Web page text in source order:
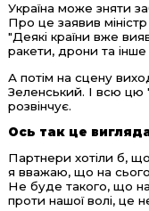
Україна може зняти
Про це заявив
"Деякі країни вже
ракети, дрони та
А потім на сцену
Зеленський. І всю цю
розвінчує.
Ось так це
Партнери хотіли б,
я вважаю, що на
Не буде такого, що
проти нашої волі, це